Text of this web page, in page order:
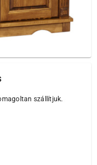
szállítjuk.